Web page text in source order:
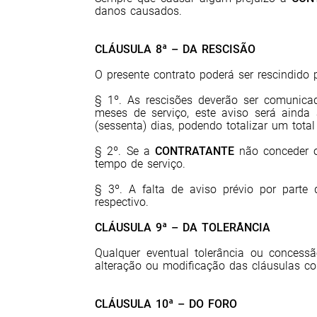
danos causados.
CLÁUSULA 8ª – DA RESCISÃO
O presente contrato poderá ser
§ 1º. As rescisões deverão ser
meses de serviço, este aviso será
(sessenta) dias, podendo totalizar um
§ 2º. Se a CONTRATANTEnão conceder
tempo de serviço.
§ 3º. A falta de aviso prévio por
respectivo.
CLÁUSULA 9ª – DA TOLERÂNCIA
Qualquer eventual tolerância ou
alteração ou modificação das cláusulas
CLÁUSULA 10ª – DO FORO